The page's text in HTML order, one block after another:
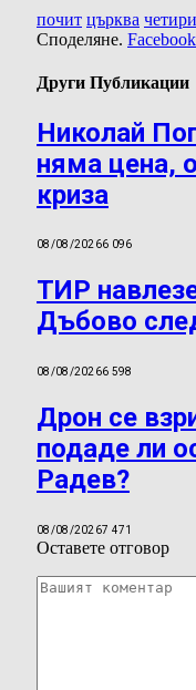
почит църква
Споделяне. Facebook
Други Публикации
Николай
няма цена,
криза
08/08/20266 096
ТИР
Дъбово
08/08/20266 598
Дрон се
подаде ли
Радев?
08/08/20267 471
Оставете отговор